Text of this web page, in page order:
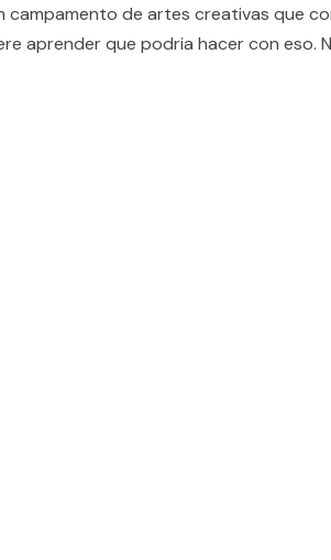
de artes creativas que
aprender que podria hacer con eso.